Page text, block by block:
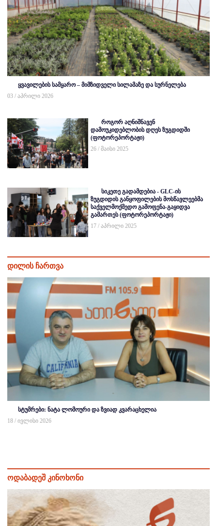
ყვავილების სამყარო – მიმზიდველი სილამაზე და სურნელება
03 / აპრილი 2026
როგორ აღნიშნავენ
დამოუკიდებლობის დღეს ზუგდიდში
(ფოტორეპორტაჟი)
26 / მაისი 2025
სიკეთე გადამდებია - GLC-ის
ზუგდიდის განყოფილების მოსწავლეებმა
საქველმოქმედო გამოფენა-გაყიდვა
გამართეს (ფოტორეპორტაჟი)
17 / აპრილი 2025
დილის ჩართვა
სტუმრები: ნატა ლომოური და ზვიად კვარაცხელია
18 / ივლისი 2026
ოდაბადეშ კინოხონი